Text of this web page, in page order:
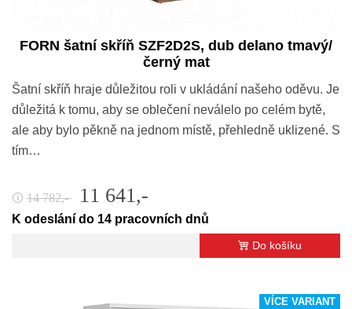
FORN šatní skříň SZF2D2S, dub delano tmavý/
černý mat
Šatní skříň hraje důležitou roli v ukládání našeho oděvu. Je
důležitá k tomu, aby se oblečení neválelo po celém bytě,
ale aby bylo pěkně na jednom místě, přehledně uklizené. S
tím…
🛈 14 782,- 11 641,-
K odeslání do 14 pracovních dnů
Do košíku
VÍCE VARIANT